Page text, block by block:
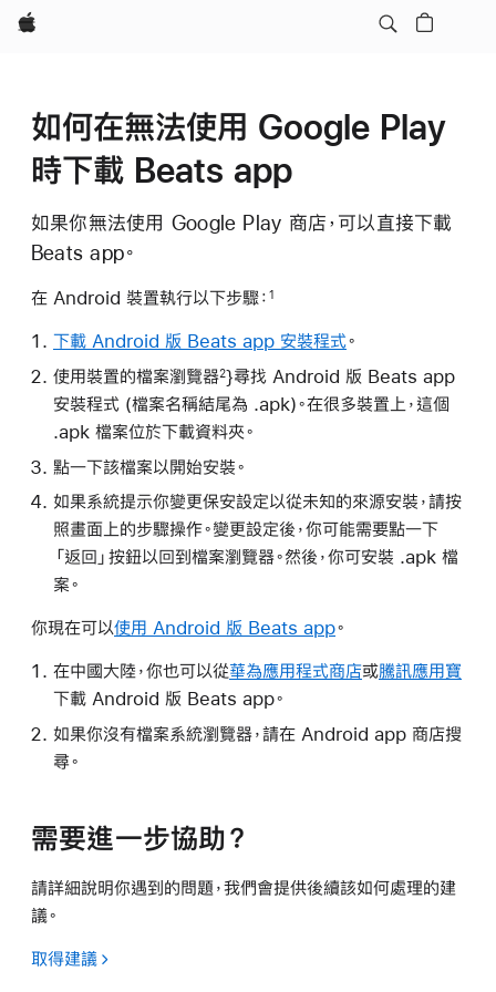
Apple
如何在無法使用 Google Play
時下載 Beats app
如果你無法使用 Google Play 商店，可以直接下載
Beats app。
在 Android 裝置執行以下步驟： 1
下載 Android 版 Beats app 安裝程式。
使用裝置的檔案瀏覽器2}尋找 Android 版 Beats app
安裝程式 (檔案名稱結尾為 .apk)。在很多裝置上，這個
.apk 檔案位於下載資料夾。
點一下該檔案以開始安裝。
如果系統提示你變更保安設定以從未知的來源安裝，請按
照畫面上的步驟操作。變更設定後，你可能需要點一下
「返回」按鈕以回到檔案瀏覽器。然後，你可安裝 .apk 檔
案。
你現在可以使用 Android 版 Beats app。
在中國大陸，你也可以從華為應用程式商店或騰訊應用寶
下載 Android 版 Beats app。
如果你沒有檔案系統瀏覽器，請在 Android app 商店搜
尋。
需要進一步協助？
請詳細說明你遇到的問題，我們會提供後續該如何處理的建
議。
取得建議